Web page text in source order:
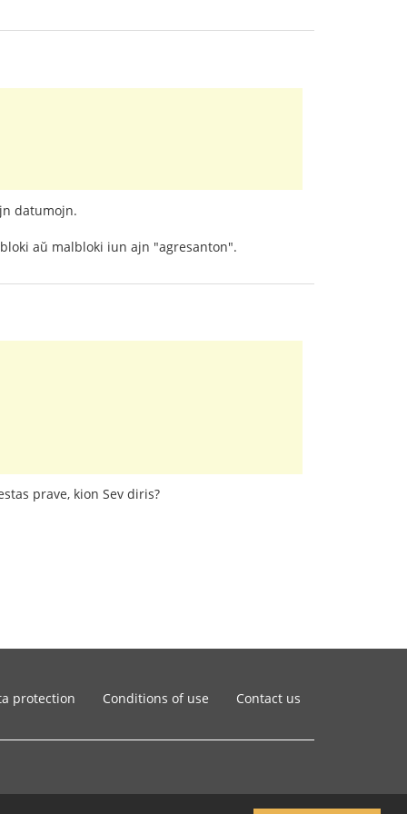
datumojn.
aŭ malbloki iun ajn "agresanton".
prave, kion Sev diris?
protection Conditions of use Contact us